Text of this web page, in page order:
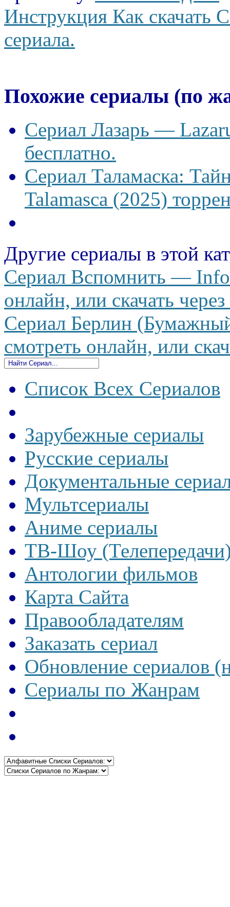
Инструкция Как скачать
сериала.
Похожие сериалы (по
Сериал Лазарь —
бесплатно.
Сериал Таламаска:
Talamasca (2025)
Другие сериалы в этой
Сериал Вспомнить —
онлайн, или скачать
Сериал Берлин
смотреть онлайн, или
Список Всех Сериалов
Зарубежные сериалы
Русские сериалы
Документальные
Мультсериалы
Аниме сериалы
ТВ-Шоу
Антологии фильмов
Карта Сайта
Правообладателям
Заказать сериал
Обновление сериалов
Сериалы по Жанрам